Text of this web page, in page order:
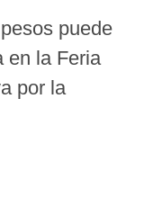
puede
en la Feria
por la